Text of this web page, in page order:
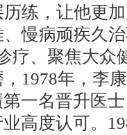
练，让他更
慢病顽疾久
疗、聚焦大众
1978年，李
一名晋升医
高度认可。